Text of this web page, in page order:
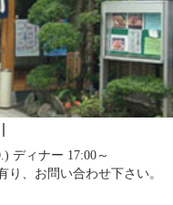
ディナー 17:00～
り、お問い合わせ下さい。